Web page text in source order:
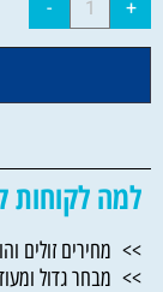
למה לקוחות
>> מחירים זולים
>> מבחר גדול